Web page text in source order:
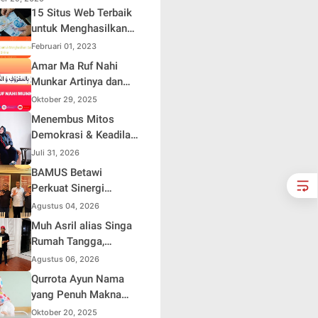
15 Situs Web Terbaik
untuk Menghasilkan
Uang Online
Februari 01, 2023
Amar Ma Ruf Nahi
Munkar Artinya dan
Maknanya dalam
Islam
Oktober 29, 2025
Menembus Mitos
Demokrasi & Keadilan
Sosial: Adv. Fara
Fariha Rodliyana
Soroti Distorsi
Simpati Publik dan
Aksi Main Hakim
Sendiri
Juli 31, 2026
BAMUS Betawi
Perkuat Sinergi
dengan Polda Metro
Jaya, Tegaskan
Komitmen Menjaga
Jakarta Aman, Damai,
dan Kondusif Jelang
HUT ke-81 Republik
Indonesia
Agustus 04, 2026
Muh Asril alias Singa
Rumah Tangga,
Kreator Kocak yang
Jago Bikin Kisah
Suami Takut Istri Jadi
Hiburan
Agustus 06, 2026
Qurrota Ayun Nama
yang Penuh Makna
dalam Kehidupan
Oktober 20, 2025